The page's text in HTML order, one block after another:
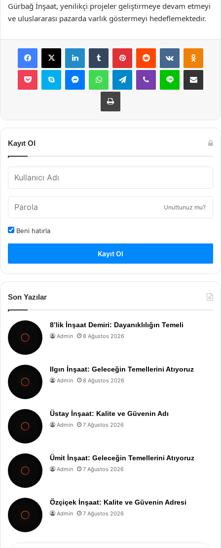
Gürbağ İnşaat, yenilikçi projeler geliştirmeye devam etmeyi
ve uluslararası pazarda varlık göstermeyi hedeflemektedir.
Facebook
X LinkedInTumblr PinterestReddit VKontakte
Pocket Skype MessengerWhatsAppTelegramViber Line E-Posta ile
Yazdır
Kayıt Ol
Unuttunuz mu?
Beni hatırla
Kayıt Ol
Son Yazılar
8’lik İnşaat Demiri: Dayanıklılığın Temeli
Admin 8 Ağustos 2026
Ilgın İnşaat: Geleceğin Temellerini Atıyoruz
Admin 8 Ağustos 2026
Üstay İnşaat: Kalite ve Güvenin Adı
Admin 7 Ağustos 2026
Ümit İnşaat: Geleceğin Temellerini Atıyoruz
Admin 7 Ağustos 2026
Özçiçek İnşaat: Kalite ve Güvenin Adresi
Admin 7 Ağustos 2026